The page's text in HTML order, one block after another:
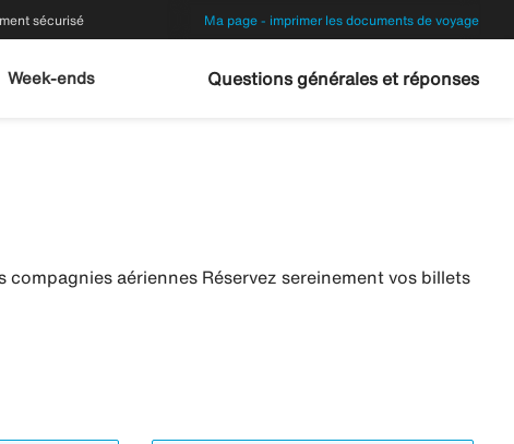
sécurisé Ma page - imprimer les documents de voyage
Week-ends Questions générales et réponses
aériennes Réservez sereinement vos billets